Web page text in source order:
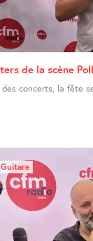
de la scène
concerts, la fête